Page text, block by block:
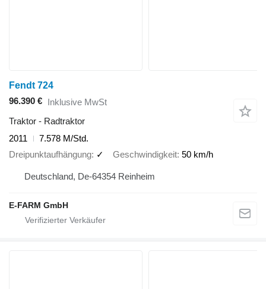
Fendt 724
96.390 € Inklusive MwSt
Traktor - Radtraktor
2011
7.578 M/Std.
Dreipunktaufhängung ✓ Geschwindigkeit 50 km/h
Deutschland, De-64354 Reinheim
E-FARM GmbH